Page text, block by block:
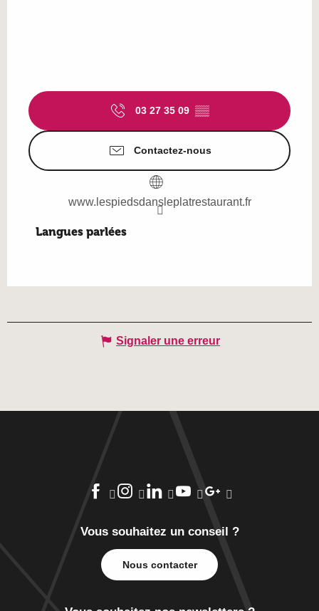
03 27 35 09 ▒▒
Contactez-nous
www.lespiedsdansleplatrestaurant.fr
Langues parlées
Langues parlées
Signaler une erreur
Vous souhaitez un conseil ?
Nous contacter